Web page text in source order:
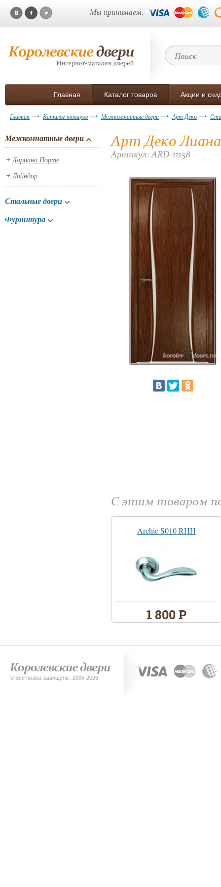
Мы принимаем:
Главная Каталог товаров Акции и
Главная Каталог товаров Межкомнатные двери Арт Деко
Межкомнатные двери
Дариано Порте
Лайндор
Стальные двери
Фурнитура
Арт Деко
Артикул: ARD-11158
С этим товаром
Archie S010 RHH
1 800 Р
© Все права защищены. 2005-2026